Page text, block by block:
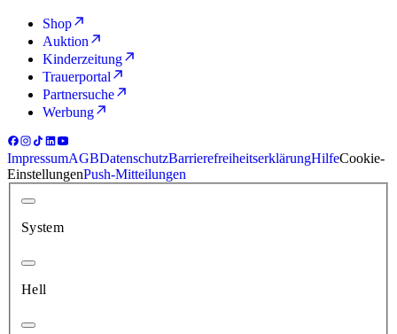
Shop
Auktion
Kinderzeitung
Trauerportal
Partnersuche
Werbung
ImpressumAGBDatenschutzBarrierefreiheitserklärungHilfeCookie-
EinstellungenPush-Mitteilungen
System
Hell